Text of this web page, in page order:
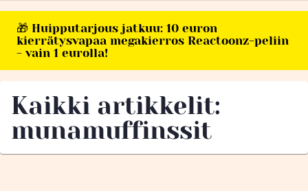
🎁 Huipputarjous jatkuu: 10 euron
kierrätysvapaa megakierros Reactoonz-peliin
- vain 1 eurolla!
Kaikki artikkelit:
munamuffinssit